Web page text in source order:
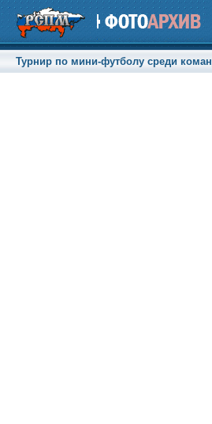
Турнир по мини-футболу среди